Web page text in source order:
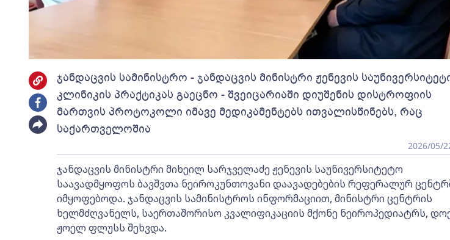
ჯანდაცვის სამინისტრო - ჯანდაცვის მინისტრი ჟენევის
კლინიკის პრაქტიკას გაეცნო - შვეიცარიაში დიუშენის დისტროფიის
მართვის პროტოკოლი იმავე მედიკამენტებს ითვალისწინებს, რაც
საქართველოშია
2026/05/
ჯანდაცვის მინისტრი მიხეილ სარჯველაძე ჟენევის საუნივერსიტეტო
საავადმყოფოს ბავშვთა ნეიროკუნთოვანი დაავადებების რეფერალურ
იმყოფებოდა. ჯანდაცვის სამინისტროს ინფორმაციით, მინისტრი ცენტრის
ხელმძღვანელს, საერთაშორისო კვალიფიკაციის მქონე ნეიროპედიატრს,
ჟოელ ფლუსს შეხვდა.